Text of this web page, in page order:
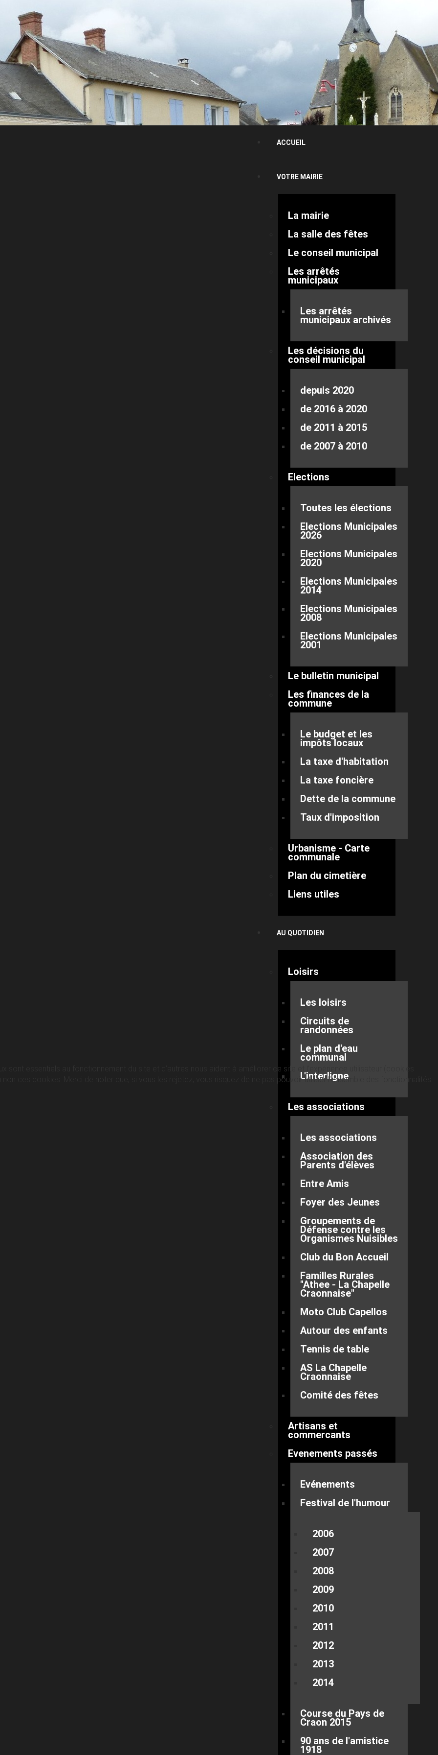
ACCUEIL
VOTRE MAIRIE
La mairie
La salle des fêtes
Le conseil municipal
Les arrêtés
municipaux
Les arrêtés
municipaux archivés
Les décisions du
conseil municipal
depuis 2020
de 2016 à 2020
de 2011 à 2015
de 2007 à 2010
Elections
Toutes les élections
Elections Municipales
2026
Elections Municipales
2020
Elections Municipales
2014
Elections Municipales
2008
Elections Municipales
2001
Le bulletin municipal
Les finances de la
commune
Le budget et les
impôts locaux
La taxe d'habitation
La taxe foncière
Dette de la commune
Taux d'imposition
Urbanisme - Carte
communale
Plan du cimetière
Liens utiles
AU QUOTIDIEN
Loisirs
Les loisirs
Circuits de
randonnées
Le plan d'eau
communal
L'interligne
Les associations
Les associations
Association des
Parents d'élèves
Entre Amis
Foyer des Jeunes
Groupements de
Défense contre les
Organismes Nuisibles
Club du Bon Accueil
Familles Rurales
"Athee - La Chapelle
Craonnaise"
Moto Club Capellos
Autour des enfants
Tennis de table
AS La Chapelle
Craonnaise
Comité des fêtes
Artisans et
commercants
Evenements passés
Evénements
Festival de l'humour
2006
2007
2008
2009
2010
2011
2012
2013
2014
Course du Pays de
Craon 2015
90 ans de l'amistice
1918
sont essentiels au fonctionnement du site et d’autres nous aident à améliorer ce site et l’expérience utilisateur (cookies
ces cookies. Merci de noter que, si vous les rejetez, vous risquez de ne pas pouvoir utiliser l’ensemble des fonctionnalités